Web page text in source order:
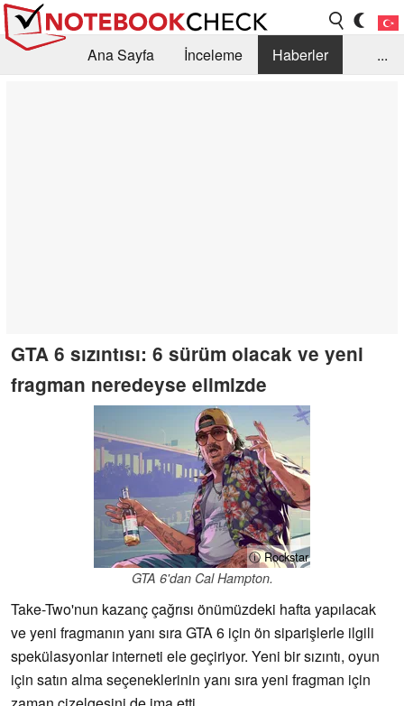
Ana Sayfa İnceleme
Haberler
...
GTA 6 sızıntısı: 6 sürüm olacak ve yeni
fragman neredeyse elimizde
ⓘ Rockstar
GTA 6'dan Cal Hampton.
Take-Two'nun kazanç çağrısı önümüzdeki hafta yapılacak
ve yeni fragmanın yanı sıra GTA 6 için ön siparişlerle ilgili
spekülasyonlar interneti ele geçiriyor. Yeni bir sızıntı, oyun
için satın alma seçeneklerinin yanı sıra yeni fragman için